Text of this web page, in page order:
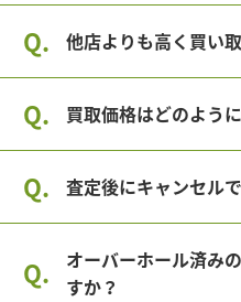
他店よりも高く買い
買取価格はどのよう
査定後にキャンセル
オーバーホール済み
すか？